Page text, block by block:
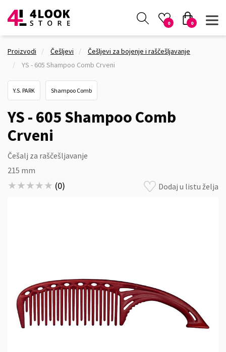
0 0
Proizvodi Češljevi
Češljevi za bojenje i raščešljavanje
YS - 605 Shampoo Comb Crveni
Y.S. PARK Shampoo Comb
YS - 605 Shampoo Comb
Crveni
Češalj za raščešljavanje
215 mm
★★★★★
★★★★★ (0) Dodaj u listu želja